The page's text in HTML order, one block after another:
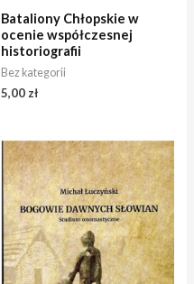
Bataliony Chłopskie w
ocenie współczesnej
historiografii
Bez kategorii
5,00 zł